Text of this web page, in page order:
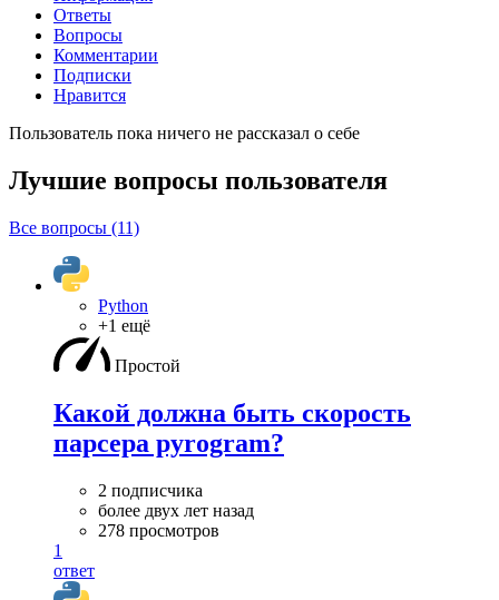
Ответы
Вопросы
Комментарии
Подписки
Нравится
Пользователь пока ничего не рассказал о себе
Лучшие вопросы пользователя
Все вопросы (11)
Python
+1 ещё
Простой
Какой должна быть скорость
парсера pyrogram?
2 подписчика
более двух лет назад
278 просмотров
1
ответ